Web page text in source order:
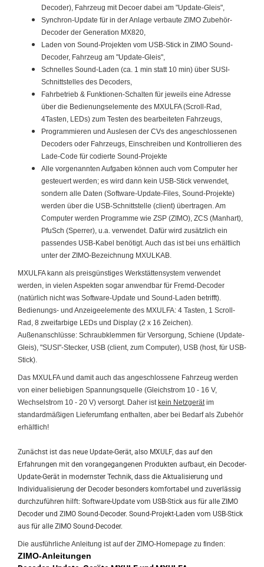
Decoder), Fahrzeug mit Decoer dabei am "Update-Gleis",
Synchron-Update für in der Anlage verbaute ZIMO Zubehör-
Decoder der Generation MX820,
Laden von Sound-Projekten vom USB-Stick in ZIMO Sound-
Decoder, Fahrzeug am "Update-Gleis",
Schnelles Sound-Laden (ca. 1 min statt 10 min) über SUSI-
Schnittstelles des Decoders,
Fahrbetrieb & Funktionen-Schalten für jeweils eine Adresse
über die Bedienungselemente des MXULFA (Scroll-Rad,
4Tasten, LEDs) zum Testen des bearbeiteten Fahrzeugs,
Programmieren und Auslesen der CVs des angeschlossenen
Decoders oder Fahrzeugs, Einschreiben und Kontrollieren des
Lade-Code für codierte Sound-Projekte
Alle vorgenannten Aufgaben können auch vom Computer her
gesteuert werden; es wird dann kein USB-Stick verwendet,
sondern alle Daten (Software-Update-Files, Sound-Projekte)
werden über die USB-Schnittstelle (client) übertragen. Am
Computer werden Programme wie ZSP (ZIMO), ZCS (Manhart),
PfuSch (Sperrer), u.a. verwendet. Dafür wird zusätzlich ein
passendes USB-Kabel benötigt. Auch das ist bei uns erhältlich
unter der ZIMO-Bezeichnung MXULKAB.
MXULFA kann als preisgünstiges Werkstättensystem verwendet
werden, in vielen Aspekten sogar anwendbar für Fremd-Decoder
(natürlich nicht was Software-Update und Sound-Laden betrifft).
Bedienungs- und Anzeigeelemente des MXULFA: 4 Tasten, 1 Scroll-
Rad, 8 zweifarbige LEDs und Display (2 x 16 Zeichen).
Außenanschlüsse: Schraubklemmen für Versorgung, Schiene (Update-
Gleis), "SUSI"-Stecker, USB (client, zum Computer), USB (host, für USB-
Stick).
Das MXULFA und damit auch das angeschlossene Fahrzeug werden
von einer beliebigen Spannungsquelle (Gleichstrom 10 - 16 V,
Wechselstrom 10 - 20 V) versorgt. Daher ist kein Netzgerätim
standardmäßigen Lieferumfang enthalten, aber bei Bedarf als Zubehör
erhältlich!
Zunächst ist das neue Update-Gerät, also MXULF, das auf den
Erfahrungen mit den vorangegangenen Produkten aufbaut, ein Decoder-
Update-Gerät in modernster Technik, dass die Aktualisierung und
Individualisierung der Decoder besonders komfortabel und zuverlässig
durchzuführen hilft: Software-Update vom USB-Stick aus für alle ZIMO
Decoder und ZIMO Sound-Decoder. Sound-Projekt-Laden vom USB-Stick
aus für alle ZIMO Sound-Decoder.
Die ausführliche Anleitung ist auf der ZIMO-Homepage zu finden:
ZIMO-Anleitungen